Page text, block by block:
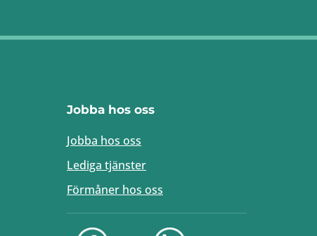
Jobba hos oss
Jobba hos oss
Lediga tjänster
Förmåner hos oss